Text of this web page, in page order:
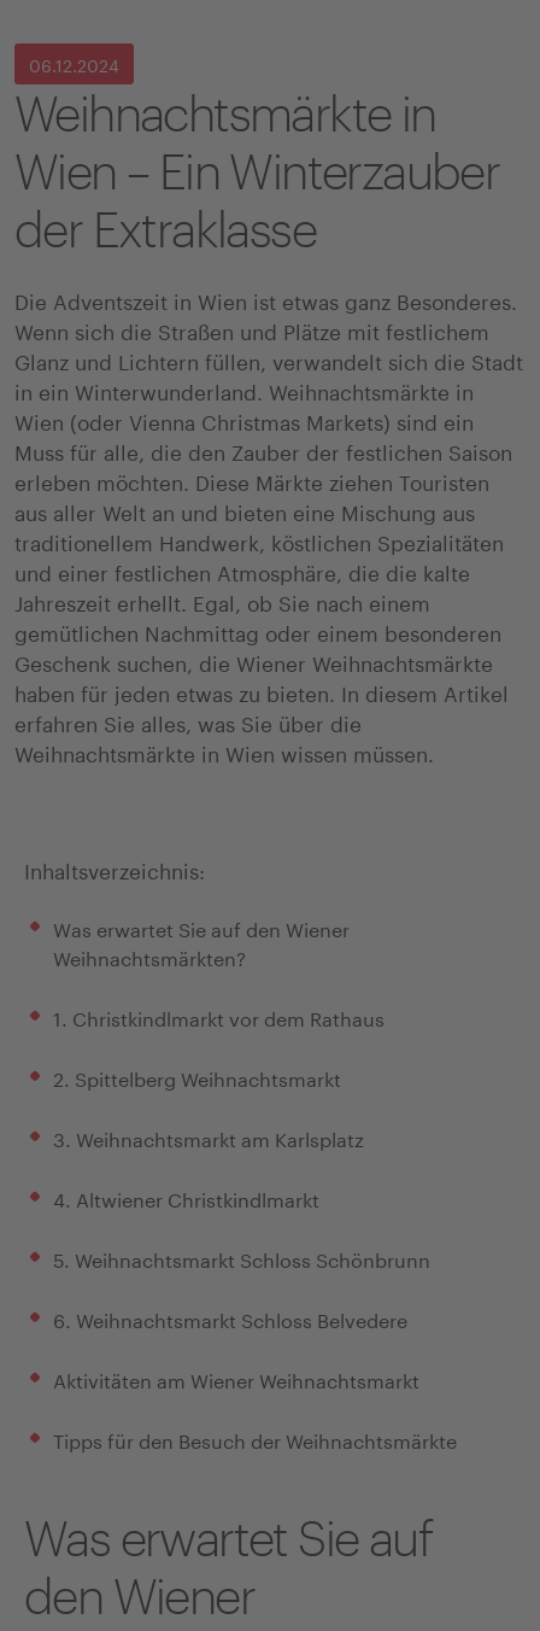
Weihnachtsmärkte in
Wien – Ein Winterzauber
der Extraklasse
06.12.2024
Die Adventszeit in Wien ist etwas ganz Besonderes.
Wenn sich die Straßen und Plätze mit festlichem
Glanz und Lichtern füllen, verwandelt sich die Stadt
in ein Winterwunderland. Weihnachtsmärkte in
Wien (oder Vienna Christmas Markets) sind ein
Muss für alle, die den Zauber der festlichen Saison
erleben möchten. Diese Märkte ziehen Touristen
aus aller Welt an und bieten eine Mischung aus
traditionellem Handwerk, köstlichen Spezialitäten
und einer festlichen Atmosphäre, die die kalte
Jahreszeit erhellt. Egal, ob Sie nach einem
gemütlichen Nachmittag oder einem besonderen
Geschenk suchen, die Wiener Weihnachtsmärkte
haben für jeden etwas zu bieten. In diesem Artikel
erfahren Sie alles, was Sie über die
Weihnachtsmärkte in Wien wissen müssen.
Inhaltsverzeichnis:
Was erwartet Sie auf den Wiener
Weihnachtsmärkten?
1. Christkindlmarkt vor dem Rathaus
2. Spittelberg Weihnachtsmarkt
3. Weihnachtsmarkt am Karlsplatz
4. Altwiener Christkindlmarkt
5. Weihnachtsmarkt Schloss Schönbrunn
6. Weihnachtsmarkt Schloss Belvedere
Aktivitäten am Wiener Weihnachtsmarkt
Tipps für den Besuch der Weihnachtsmärkte
Was erwartet Sie auf
den Wiener